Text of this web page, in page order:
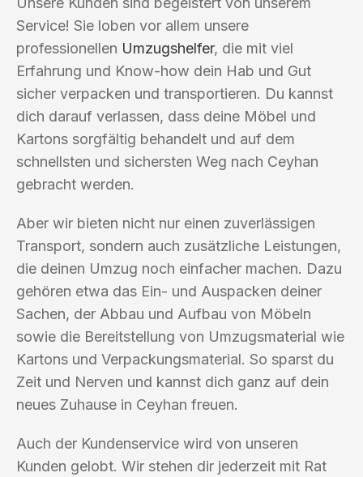
Service! Sie loben vor allem unsere
professionellen Umzugshelfer, die mit viel
Erfahrung und Know-how dein Hab und Gut
sicher verpacken und transportieren. Du kannst
dich darauf verlassen, dass deine Möbel und
Kartons sorgfältig behandelt und auf dem
schnellsten und sichersten Weg nach Ceyhan
gebracht werden.
Aber wir bieten nicht nur einen zuverlässigen
Transport, sondern auch zusätzliche Leistungen,
die deinen Umzug noch einfacher machen. Dazu
gehören etwa das Ein- und Auspacken deiner
Sachen, der Abbau und Aufbau von Möbeln
sowie die Bereitstellung von Umzugsmaterial wie
Kartons und Verpackungsmaterial. So sparst du
Zeit und Nerven und kannst dich ganz auf dein
neues Zuhause in Ceyhan freuen.
Auch der Kundenservice wird von unseren
Kunden gelobt. Wir stehen dir jederzeit mit Rat